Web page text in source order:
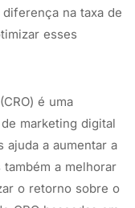
na taxa de
esses
é uma
marketing digital
ajuda a aumentar a
a melhorar
o retorno sobre o